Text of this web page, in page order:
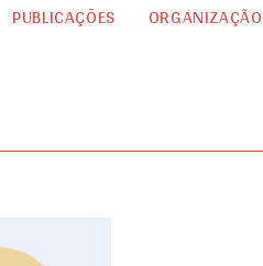
PUBLICAÇÕES ORGANIZAÇÃO